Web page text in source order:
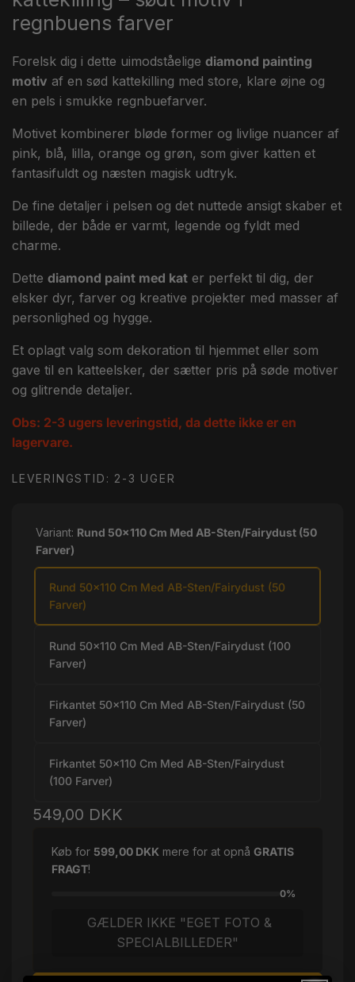
regnbuens farver
Forelsk dig i dette uimodståelige diamond painting
motiv af en sød kattekilling med store, klare øjne og
en pels i smukke regnbuefarver.
Motivet kombinerer bløde former og livlige nuancer af
pink, blå, lilla, orange og grøn, som giver katten et
fantasifuldt og næsten magisk udtryk.
De fine detaljer i pelsen og det nuttede ansigt skaber et
billede, der både er varmt, legende og fyldt med
charme.
Dette diamond paint med kat er perfekt til dig, der
elsker dyr, farver og kreative projekter med masser af
personlighed og hygge.
Et oplagt valg som dekoration til hjemmet eller som
gave til en katteelsker, der sætter pris på søde motiver
og glitrende detaljer.
Obs: 2-3 ugers leveringstid, da dette ikke er en
lagervare.
LEVERINGSTID: 2-3 UGER
Variant: Rund 50x110 Cm Med AB-Sten/Fairydust (50
Farver)
Rund 50x110 Cm Med AB-Sten/Fairydust (50
Farver)
Rund 50x110 Cm Med AB-Sten/Fairydust (100
Farver)
Firkantet 50x110 Cm Med AB-Sten/Fairydust (50
Farver)
Firkantet 50x110 Cm Med AB-Sten/Fairydust
(100 Farver)
Normalpris
549,00 DKK
Køb for 599,00 DKK mere for at opnå GRATIS
FRAGT!
0%
GÆLDER IKKE "EGET FOTO &
SPECIALBILLEDER"